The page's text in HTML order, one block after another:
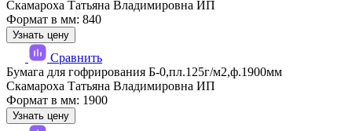
Скамароха Татьяна Владимировна ИП
Формат в мм: 840
Узнать цену
Сравнить
Бумага для гофрирования Б-0,пл.125г/м2,ф.1900мм
Скамароха Татьяна Владимировна ИП
Формат в мм: 1900
Узнать цену